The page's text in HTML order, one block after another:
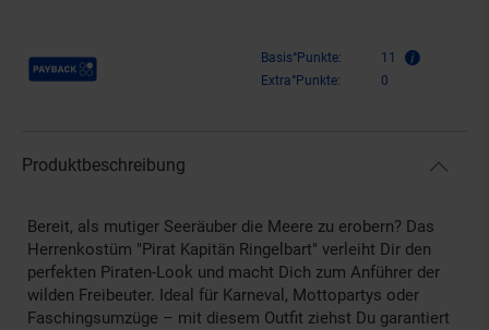
Payback Punkte Basis°Punkte:
11
Extra°Punkte:
0
Produktbeschreibung
Bereit, als mutiger Seeräuber die Meere zu erobern? Das
Herrenkostüm "Pirat Kapitän Ringelbart" verleiht Dir den
perfekten Piraten-Look und macht Dich zum Anführer der
wilden Freibeuter. Ideal für Karneval, Mottopartys oder
Faschingsumzüge – mit diesem Outfit ziehst Du garantiert